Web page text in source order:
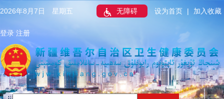
2026年8月7日 星期五 无障碍 设为首页 | 加入收藏
登录 注册